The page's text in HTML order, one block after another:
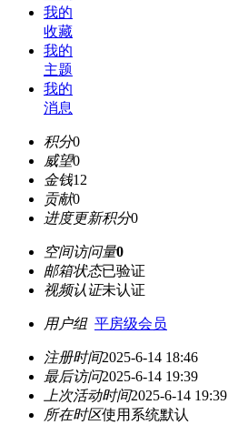
我的
收藏
我的
主题
我的
消息
积分0
威望0
金钱12
贡献0
进度更新积分0
空间访问量0
邮箱状态已验证
视频认证未认证
用户组 平房级会员
注册时间2025-6-14 18:46
最后访问2025-6-14 19:39
上次活动时间2025-6-14 19:39
所在时区使用系统默认